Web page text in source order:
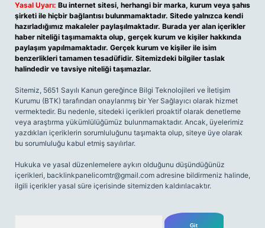
Yasal Uyarı: Bu internet sitesi, herhangi bir marka, kurum veya şahıs
şirketi ile hiçbir bağlantısı bulunmamaktadır. Sitede yalnızca kendi
hazırladığımız makaleler paylaşılmaktadır. Burada yer alan içerikler
haber niteliği taşımamakta olup, gerçek kurum ve kişiler hakkında
paylaşım yapılmamaktadır. Gerçek kurum ve kişiler ile isim
benzerlikleri tamamen tesadüfidir. Sitemizdeki bilgiler taslak
halindedir ve tavsiye niteliği taşımazlar.
Sitemiz, 5651 Sayılı Kanun gereğince Bilgi Teknolojileri ve İletişim
Kurumu (BTK) tarafından onaylanmış bir Yer Sağlayıcı olarak hizmet
vermektedir. Bu nedenle, sitedeki içerikleri proaktif olarak denetleme
veya araştırma yükümlülüğümüz bulunmamaktadır. Ancak, üyelerimiz
yazdıkları içeriklerin sorumluluğunu taşımakta olup, siteye üye olarak
bu sorumluluğu kabul etmiş sayılırlar.
Hukuka ve yasal düzenlemelere aykırı olduğunu düşündüğünüz
içerikleri, backlinkpanelicomtr@gmail.com adresine bildirmeniz halinde,
ilgili içerikler yasal süre içerisinde sitemizden kaldırılacaktır.